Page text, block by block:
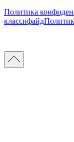
Политика
классифайд